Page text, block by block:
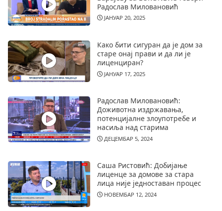
Радослав Миловановић
ЈАНУАР 20, 2025
Како бити сигуран да је дом за
старе онај прави и да ли је
лиценциран?
ЈАНУАР 17, 2025
Радослав Миловановић:
Доживотна издржавања,
потенцијалне злоупотребе и
насиља над старима
ДЕЦЕМБАР 5, 2024
Саша Ристовић: Добијање
лиценце за домове за стара
лица није једноставан процес
НОВЕМБАР 12, 2024